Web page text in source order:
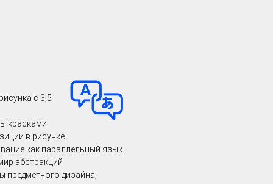
с 3,5
красками
в рисунке
как параллельный язык
абстракций
дизайна,